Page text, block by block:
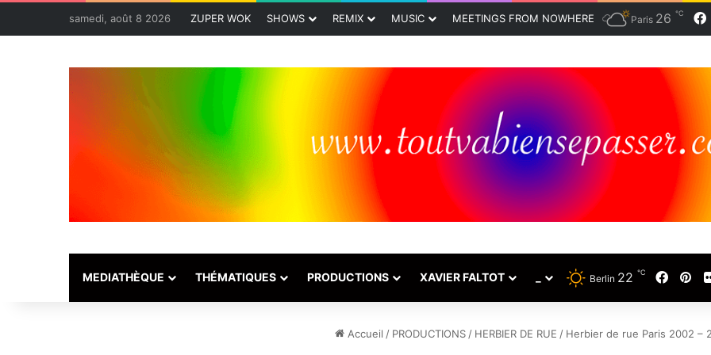
samedi, août 8 2026 ZUPER WOK SHOWS REMIX MUSIC MEETINGS FROM NOWHERE Paris 26 ℃
MEDIATHÈQUE THÉMATIQUES PRODUCTIONS XAVIER FALTOT Berlin 22 ℃
Accueil / PRODUCTIONS / HERBIER DE RUE / Herbier de rue Paris 2002 –